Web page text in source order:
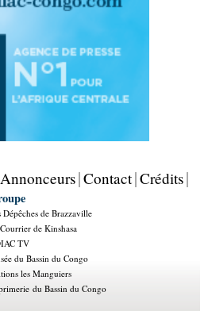
Annonceurs Contact Crédits
Dépêches de Brazzaville
de Kinshasa
TV
du Bassin du Congo
les Manguiers
du Bassin du Congo